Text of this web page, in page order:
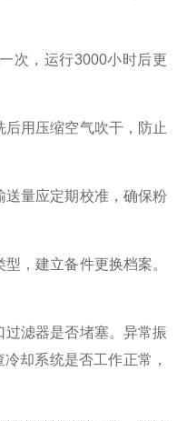
次，运行3000小时后更
用压缩空气吹干，防止
量应定期校准，确保粉
，建立备件更换档案。
滤器是否堵塞。异常振
却系统是否工作正常，